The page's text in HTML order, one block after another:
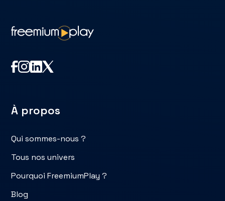
À propos
Qui sommes-nous ?
Tous nos univers
Pourquoi FreemiumPlay ?
Blog